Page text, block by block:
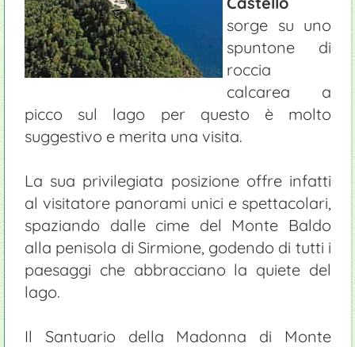
sorge su uno
spuntone di
roccia
calcarea a
picco sul lago per questo è molto
suggestivo e merita una visita.
La sua privilegiata posizione offre infatti
al visitatore panorami unici e spettacolari,
spaziando dalle cime del Monte Baldo
alla penisola di Sirmione, godendo di tutti i
paesaggi che abbracciano la quiete del
lago.
Il Santuario della Madonna di Monte